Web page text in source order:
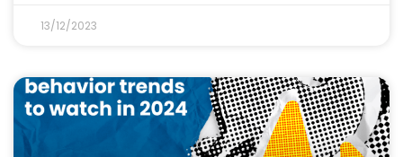
13/12/2023